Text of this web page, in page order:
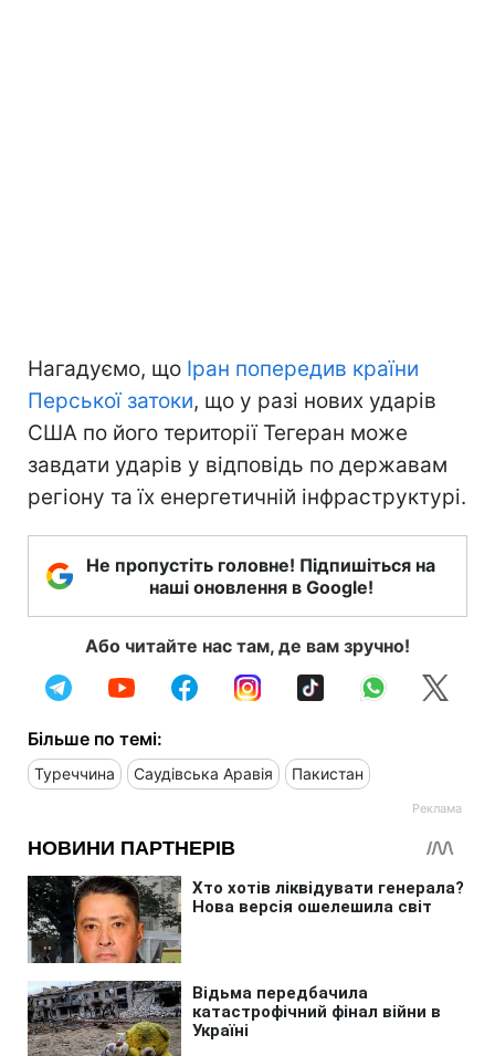
Нагадуємо, що Іран попередив країни
Перської затоки, що у разі нових ударів
США по його території Тегеран може
завдати ударів у відповідь по державам
регіону та їх енергетичній інфраструктурі.
Не пропустіть головне! Підпишіться на
наші оновлення в Google!
Або читайте нас там, де вам зручно!
Більше по темі:
Туреччина Саудівська Аравія Пакистан